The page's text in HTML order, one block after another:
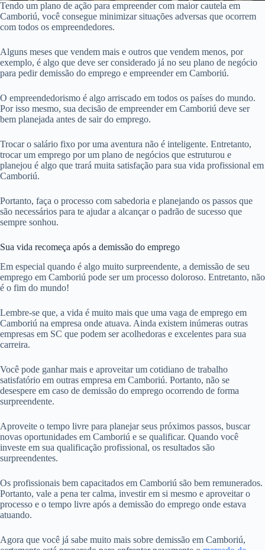
Tendo um plano de ação para empreender com maior cautela em
Camboriú, você consegue minimizar situações adversas que ocorrem
com todos os empreendedores.
Alguns meses que vendem mais e outros que vendem menos, por
exemplo, é algo que deve ser considerado já no seu plano de negócio
para pedir demissão do emprego e empreender em Camboriú.
O empreendedorismo é algo arriscado em todos os países do mundo.
Por isso mesmo, sua decisão de empreender em Camboriú deve ser
bem planejada antes de sair do emprego.
Trocar o salário fixo por uma aventura não é inteligente. Entretanto,
trocar um emprego por um plano de negócios que estruturou e
planejou é algo que trará muita satisfação para sua vida profissional em
Camboriú.
Portanto, faça o processo com sabedoria e planejando os passos que
são necessários para te ajudar a alcançar o padrão de sucesso que
sempre sonhou.
Sua vida recomeça após a demissão do emprego
Em especial quando é algo muito surpreendente, a demissão de seu
emprego em Camboriú pode ser um processo doloroso. Entretanto, não
é o fim do mundo!
Lembre-se que, a vida é muito mais que uma vaga de emprego em
Camboriú na empresa onde atuava. Ainda existem inúmeras outras
empresas em SC que podem ser acolhedoras e excelentes para sua
carreira.
Você pode ganhar mais e aproveitar um cotidiano de trabalho
satisfatório em outras empresa em Camboriú. Portanto, não se
desespere em caso de demissão do emprego ocorrendo de forma
surpreendente.
Aproveite o tempo livre para planejar seus próximos passos, buscar
novas oportunidades em Camboriú e se qualificar. Quando você
investe em sua qualificação profissional, os resultados são
surpreendentes.
Os profissionais bem capacitados em Camboriú são bem remunerados.
Portanto, vale a pena ter calma, investir em si mesmo e aproveitar o
processo e o tempo livre após a demissão do emprego onde estava
atuando.
Agora que você já sabe muito mais sobre demissão em Camboriú,